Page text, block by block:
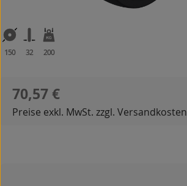
150 32 200
Regulärer Preis:
70,57 €
Preise exkl. MwSt. zzgl. Versandkosten